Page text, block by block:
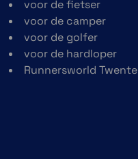
voor de fietser
voor de camper
voor de golfer
voor de hardloper
Runnersworld Twente